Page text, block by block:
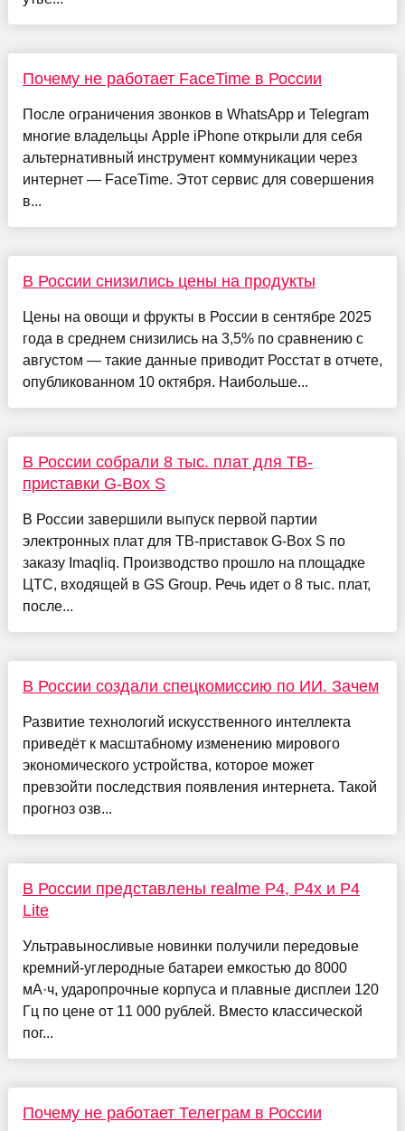
Почему не работает FaceTime в России
После ограничения звонков в WhatsApp и Telegram
многие владельцы Apple iPhone открыли для себя
альтернативный инструмент коммуникации через
интернет — FaceTime. Этот сервис для совершения
в...
В России снизились цены на продукты
Цены на овощи и фрукты в России в сентябре 2025
года в среднем снизились на 3,5% по сравнению с
августом — такие данные приводит Росстат в отчете,
опубликованном 10 октября. Наибольше...
В России собрали 8 тыс. плат для ТВ-
приставки G-Box S
В России завершили выпуск первой партии
электронных плат для ТВ-приставок G-Box S по
заказу Imaqliq. Производство прошло на площадке
ЦТС, входящей в GS Group. Речь идет о 8 тыс. плат,
после...
В России создали спецкомиссию по ИИ. Зачем
Развитие технологий искусственного интеллекта
приведёт к масштабному изменению мирового
экономического устройства, которое может
превзойти последствия появления интернета. Такой
прогноз озв...
В России представлены realme P4, P4x и P4
Lite
Ультравыносливые новинки получили передовые
кремний-углеродные батареи емкостью до 8000
мА·ч, ударопрочные корпуса и плавные дисплеи 120
Гц по цене от 11 000 рублей. Вместо классической
пог...
Почему не работает Телеграм в России